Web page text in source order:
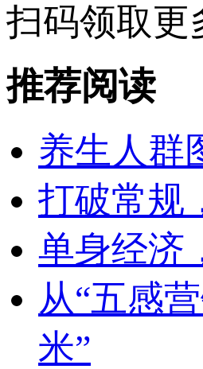
扫码领取更
推荐阅读
养生人群
打破常规
单身经济
从“五感
米”